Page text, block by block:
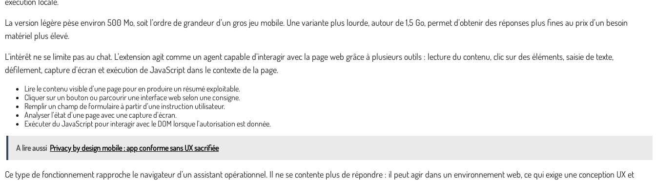
La version légère pèse environ 500 Mo, soit l’ordre de grandeur d’un gros jeu mobile. Une variante plus lourde, autour de 1,5 Go, permet d’obtenir des réponses plus fines au prix d’un besoin
matériel plus élevé.
L’intérêt ne se limite pas au chat. L’extension agit comme un agent capable d’interagir avec la page web grâce à plusieurs outils : lecture du contenu, clic sur des éléments, saisie de texte,
défilement, capture d’écran et exécution de JavaScript dans le contexte de la page.
Lire le contenu visible d’une page pour en produire un résumé exploitable.
Cliquer sur un bouton ou parcourir une interface web selon une consigne.
Remplir un champ de formulaire à partir d’une instruction utilisateur.
Analyser l’état d’une page avec une capture d’écran.
Exécuter du JavaScript pour interagir avec le DOM lorsque l’autorisation est donnée.
A lire aussi Privacy by design mobile : app conforme sans UX sacrifiée
Ce type de fonctionnement rapproche le navigateur d’un assistant opérationnel. Il ne se contente plus de répondre : il peut agir dans un environnement web, ce qui exige une conception UX et